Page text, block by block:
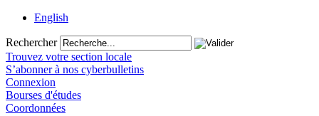
English
Rechercher
Trouvez votre section locale
S’abonner à nos cyberbulletins
Connexion
Bourses d'études
Coordonnées